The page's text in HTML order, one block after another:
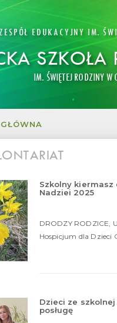
EDUKACYJNY IM.
IM. ŚWIĘTEJ RODZINY W
Szkolny kiermasz
Nadziei 2025
DRODZY RODZICE,
Hospicjum dla Dzieci
Dzieci ze szkolnej
posługę